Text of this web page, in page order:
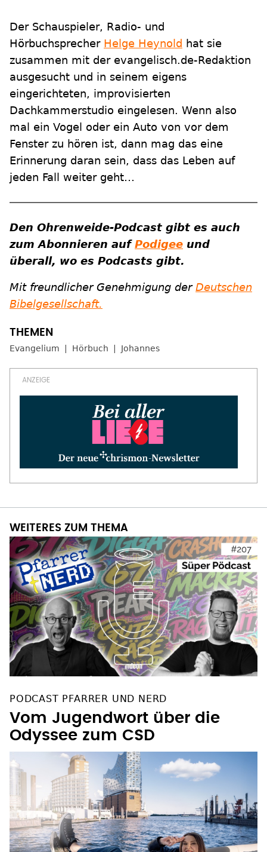
Der Schauspieler, Radio- und
Hörbuchsprecher Helge Heynold hat sie
zusammen mit der evangelisch.de-Redaktion
ausgesucht und in seinem eigens
eingerichteten, improvisierten
Dachkammerstudio eingelesen. Wenn also
mal ein Vogel oder ein Auto von vor dem
Fenster zu hören ist, dann mag das eine
Erinnerung daran sein, dass das Leben auf
jeden Fall weiter geht…
Den Ohrenweide-Podcast gibt es auch
zum Abonnieren aufPodigee und
überall, wo es Podcasts gibt.
Mit freundlicher Genehmigung derDeutschen
Bibelgesellschaft.
Evangelium Hörbuch Johannes
WEITERES ZUM THEMA
PODCAST PFARRER UND NERD
Vom Jugendwort über die
Odyssee zum CSD